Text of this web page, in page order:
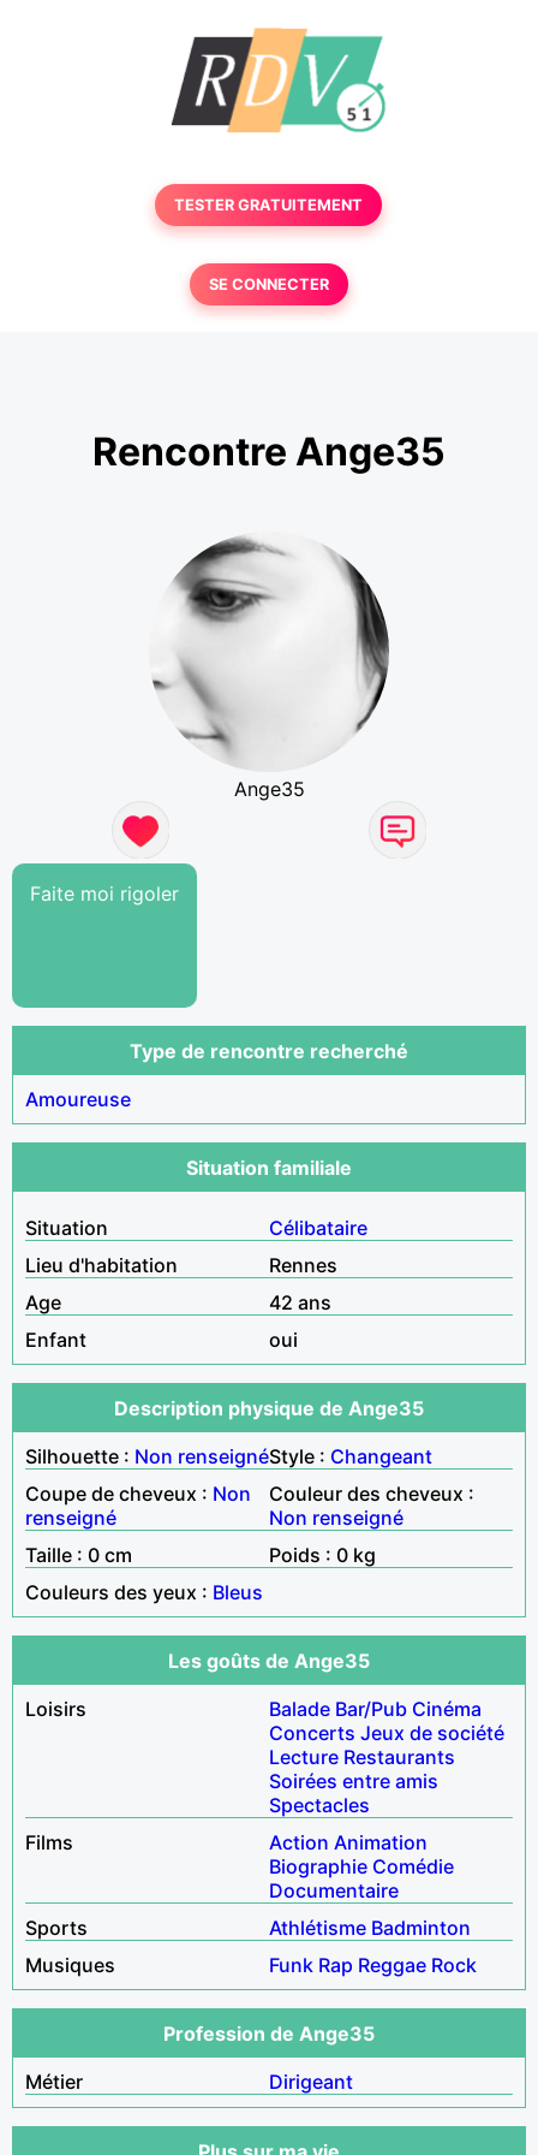
TESTER GRATUITEMENT
SE CONNECTER
Rencontre Ange35
Ange35
Faite moi rigoler
Type de rencontre recherché
Amoureuse
Situation familiale
Situation
Célibataire
Lieu d'habitation
Rennes
Age
42 ans
Enfant
oui
Description physique de Ange35
Silhouette : Non renseignéStyle : Changeant
Coupe de cheveux : Non
renseigné
Couleur des cheveux :
Non renseigné
Taille : 0 cm
Poids : 0 kg
Couleurs des yeux : Bleus
Les goûts de Ange35
Loisirs
Balade Bar/Pub Cinéma
Concerts Jeux de société
Lecture Restaurants
Soirées entre amis
Spectacles
Films
Action Animation
Biographie Comédie
Documentaire
Sports
Athlétisme Badminton
Musiques
Funk Rap Reggae Rock
Profession de Ange35
Métier
Dirigeant